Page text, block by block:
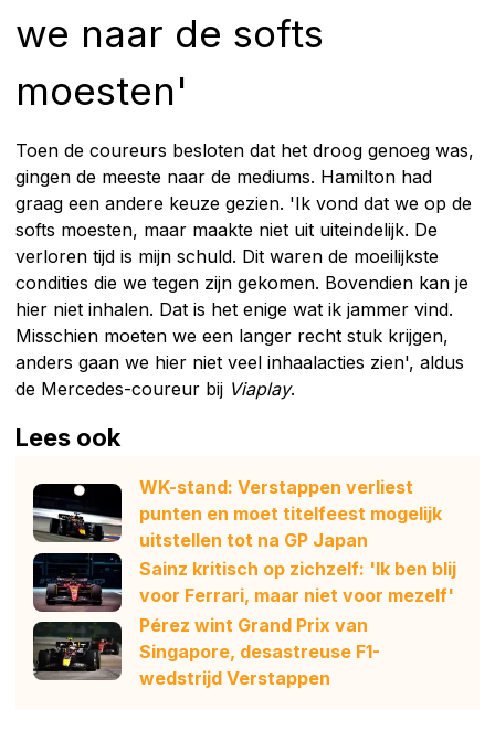
we naar de softs
moesten'
Toen de coureurs besloten dat het droog genoeg was,
gingen de meeste naar de mediums. Hamilton had
graag een andere keuze gezien. 'Ik vond dat we op de
softs moesten, maar maakte niet uit uiteindelijk. De
verloren tijd is mijn schuld. Dit waren de moeilijkste
condities die we tegen zijn gekomen. Bovendien kan je
hier niet inhalen. Dat is het enige wat ik jammer vind.
Misschien moeten we een langer recht stuk krijgen,
anders gaan we hier niet veel inhaalacties zien', aldus
de Mercedes-coureur bij Viaplay.
Lees ook
WK-stand: Verstappen verliest
punten en moet titelfeest mogelijk
uitstellen tot na GP Japan
Sainz kritisch op zichzelf: 'Ik ben blij
voor Ferrari, maar niet voor mezelf'
Pérez wint Grand Prix van
Singapore, desastreuse F1-
wedstrijd Verstappen